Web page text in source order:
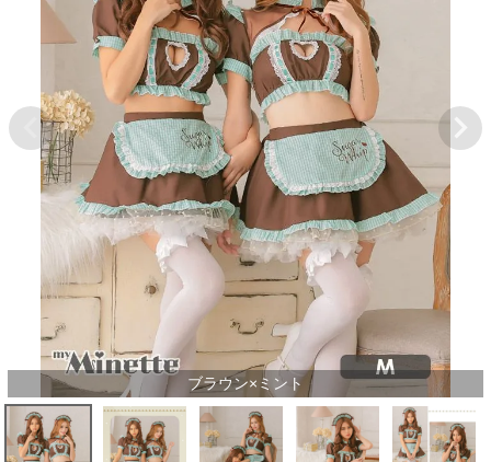
ブラウン×ミント